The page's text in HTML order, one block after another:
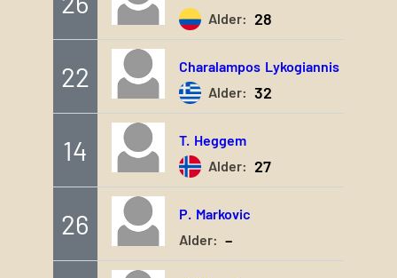
Alder: 28
22 Charalampos Lykogiannis
Alder: 32
14 T. Heggem
Alder: 27
26 P. Markovic
Alder: –